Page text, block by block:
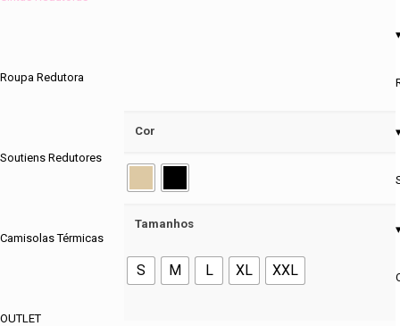
Roupa Redutora
Soutiens Redutores
Camisolas Térmicas
OUTLET
Cor
Tamanhos
S M L XL XXL